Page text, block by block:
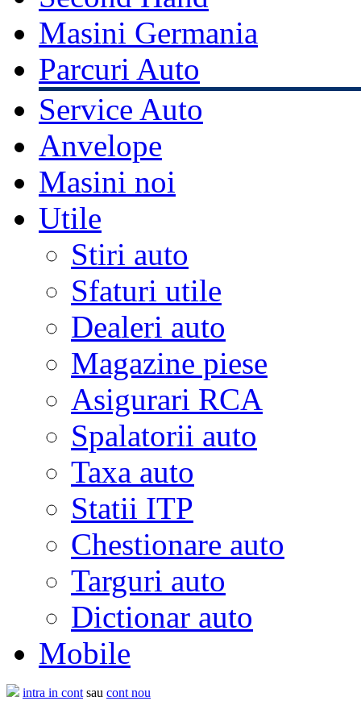
Masini Germania
Parcuri Auto
Service Auto
Anvelope
Masini noi
Utile
Stiri auto
Sfaturi utile
Dealeri auto
Magazine piese
Asigurari RCA
Spalatorii auto
Taxa auto
Statii ITP
Chestionare auto
Targuri auto
Dictionar auto
Mobile
intra in cont sau cont nou